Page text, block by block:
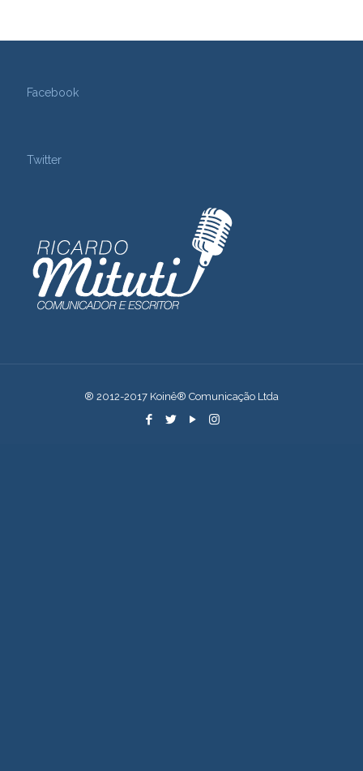
Facebook
Twitter
® 2012-2017 Koinê® Comunicação Ltda